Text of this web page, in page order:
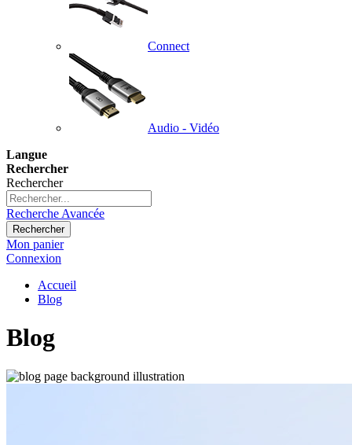
Connect
Audio - Vidéo
Langue
Rechercher
Rechercher
Recherche Avancée
Rechercher
Mon panier
Connexion
Accueil
Blog
Blog